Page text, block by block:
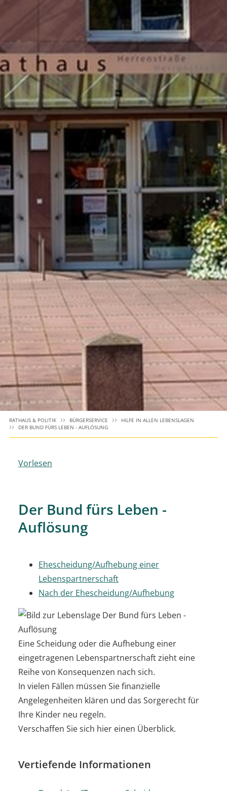
RATHAUS & POLITIK BÜRGERSERVICE
HILFE IN ALLEN LEBENSLAGEN
DER BUND FÜRS LEBEN - AUFLÖSUNG
Vorlesen
Der Bund fürs Leben -
Auflösung
Ehescheidung/Aufhebung einer
Lebenspartnerschaft
Nach der Ehescheidung/Aufhebung
Eine Scheidung oder die Aufhebung einer
eingetragenen Lebenspartnerschaft zieht eine
Reihe von Konsequenzen nach sich.
In vielen Fällen müssen Sie finanzielle
Angelegenheiten klären und das Sorgerecht für
Ihre Kinder neu regeln.
Verschaffen Sie sich hier einen Überblick.
Vertiefende Informationen